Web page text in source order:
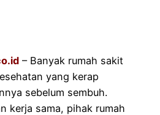
– Banyak rumah sakit
yang kerap
sebelum sembuh.
kerja sama, pihak rumah